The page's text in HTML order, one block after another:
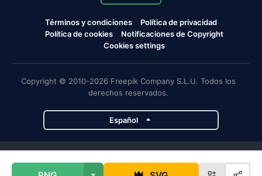
Términos y condiciones
Política de privacidad
Política de cookies
Notificaciones de Copyright
Cookies settings
Copyright © 2010-2026 Freepik Company S.L.U. Todos los
derechos reservados.
Español